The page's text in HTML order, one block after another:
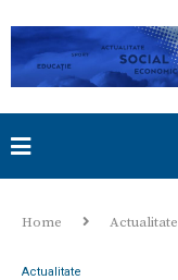
Home Actualitate
Actualitate